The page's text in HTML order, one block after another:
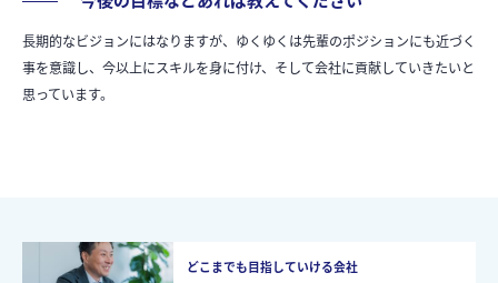
長期的なビジョンにはなりますが、ゆくゆくは先輩のポジションにも近づく
事を意識し、今以上にスキルを身に付け、そして会社に貢献していきたいと
思っています。
どこまでも目指していける会社